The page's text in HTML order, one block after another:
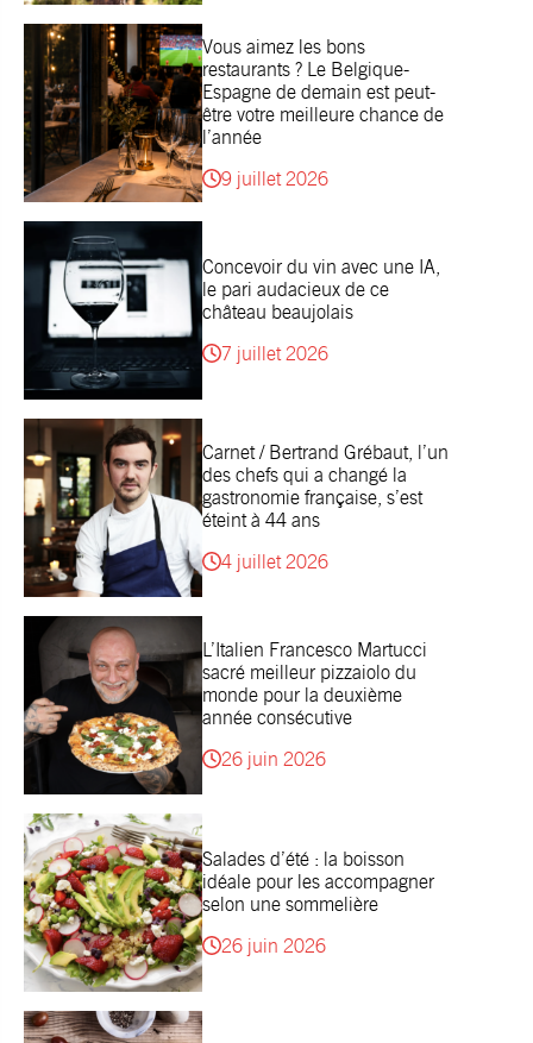
Vous aimez les bons
restaurants ? Le Belgique-
Espagne de demain est peut-
être votre meilleure chance de
l’année
9 juillet 2026
Concevoir du vin avec une IA,
le pari audacieux de ce
château beaujolais
7 juillet 2026
Carnet / Bertrand Grébaut, l’un
des chefs qui a changé la
gastronomie française, s’est
éteint à 44 ans
4 juillet 2026
L’Italien Francesco Martucci
sacré meilleur pizzaiolo du
monde pour la deuxième
année consécutive
26 juin 2026
Salades d’été : la boisson
idéale pour les accompagner
selon une sommelière
26 juin 2026